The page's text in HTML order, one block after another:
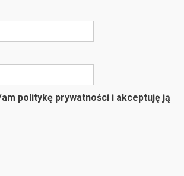
politykę prywatności i akceptuję ją